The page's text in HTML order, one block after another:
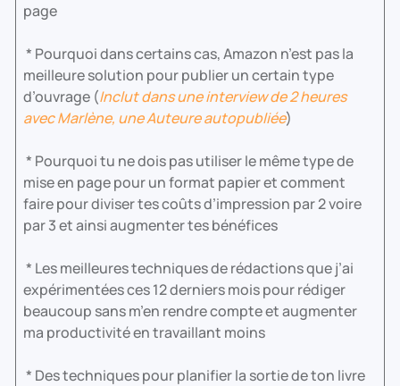
page
* Pourquoi dans certains cas, Amazon n’est pas la
meilleure solution pour publier un certain type
d’ouvrage (Inclut dans une interview de 2 heures
avec Marlène, une Auteure autopubliée)
* Pourquoi tu ne dois pas utiliser le même type de
mise en page pour un format papier et comment
faire pour diviser tes coûts d’impression par 2 voire
par 3 et ainsi augmenter tes bénéfices
* Les meilleures techniques de rédactions que j’ai
expérimentées ces 12 derniers mois pour rédiger
beaucoup sans m’en rendre compte et augmenter
ma productivité en travaillant moins
* Des techniques pour planifier la sortie de ton livre